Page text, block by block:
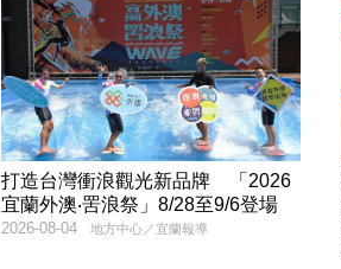
打造台灣衝浪觀光新品牌 「2026
宜蘭外澳‧罟浪祭」8/28至9/6登場
地方中心／宜蘭報導
2026-08-04